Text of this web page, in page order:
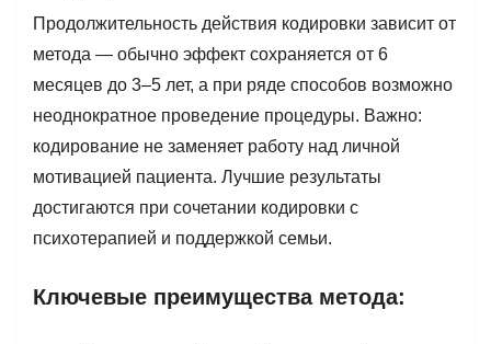
Продолжительность действия кодировки зависит от
метода — обычно эффект сохраняется от 6
месяцев до 3–5 лет, а при ряде способов возможно
неоднократное проведение процедуры. Важно:
кодирование не заменяет работу над личной
мотивацией пациента. Лучшие результаты
достигаются при сочетании кодировки с
психотерапией и поддержкой семьи.
Ключевые преимущества метода: